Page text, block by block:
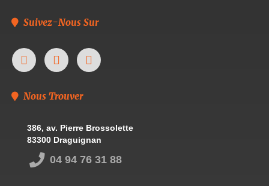
Suivez-Nous Sur
Nous Trouver
386, av. Pierre Brossolette
83300 Draguignan
04 94 76 31 88